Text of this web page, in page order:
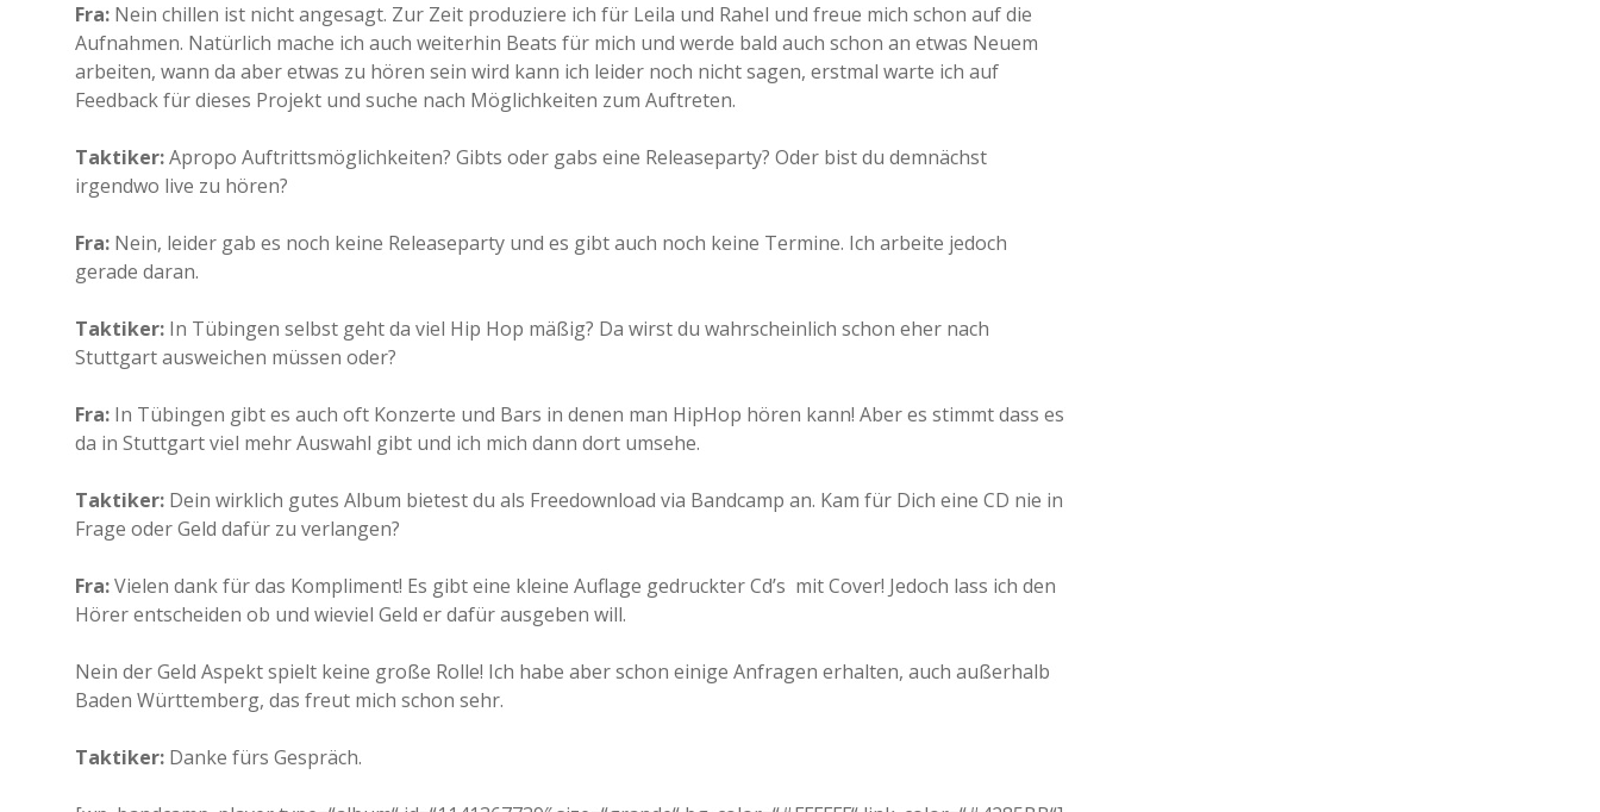
Fra: Nein chillen ist nicht angesagt. Zur Zeit produziere ich für Leila und Rahel und freue mich schon auf die
Aufnahmen. Natürlich mache ich auch weiterhin Beats für mich und werde bald auch schon an etwas Neuem
arbeiten, wann da aber etwas zu hören sein wird kann ich leider noch nicht sagen, erstmal warte ich auf
Feedback für dieses Projekt und suche nach Möglichkeiten zum Auftreten.
Taktiker:Apropo Auftrittsmöglichkeiten? Gibts oder gabs eine Releaseparty? Oder bist du demnächst
irgendwo live zu hören?
Fra: Nein, leider gab es noch keine Releaseparty und es gibt auch noch keine Termine. Ich arbeite jedoch
gerade daran.
Taktiker: In Tübingen selbst geht da viel Hip Hop mäßig? Da wirst du wahrscheinlich schon eher nach
Stuttgart ausweichen müssen oder?
Fra: In Tübingen gibt es auch oft Konzerte und Bars in denen man HipHop hören kann! Aber es stimmt dass es
da in Stuttgart viel mehr Auswahl gibt und ich mich dann dort umsehe.
Taktiker: Dein wirklich gutes Album bietest du als Freedownload via Bandcamp an. Kam für Dich eine CD nie in
Frage oder Geld dafür zu verlangen?
Fra:Vielen dank für das Kompliment! Es gibt eine kleine Auflage gedruckter Cd’s mit Cover! Jedoch lass ich den
Hörer entscheiden ob und wieviel Geld er dafür ausgeben will.
Nein der Geld Aspekt spielt keine große Rolle! Ich habe aber schon einige Anfragen erhalten, auch außerhalb
Baden Württemberg, das freut mich schon sehr.
Taktiker: Danke fürs Gespräch.